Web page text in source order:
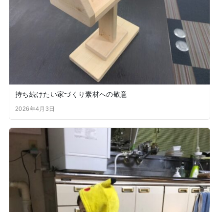
持ち続けたい家づくり素材への敬意
2026年4月3日